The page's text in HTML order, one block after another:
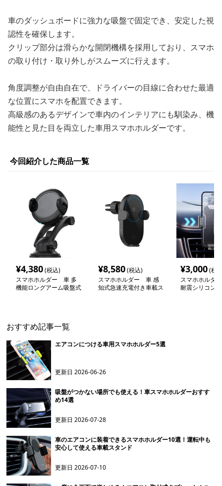
車のダッシュボードに強力な吸盤で固定でき、安定した視
認性を確保します。
クリップ部分は滑らかな開閉機構を採用しており、スマホ
の取り付け・取り外しがスムーズに行えます。
角度調整が自由自在で、ドライバーの目線に合わせた最適
な位置にスマホを配置できます。
高級感のあるデザインで車内のインテリアにも馴染み、機
能性と見た目を両立した車用スマホホルダーです。
今回紹介した商品一覧
¥4,380(税込)
スマホホルダー 車 多
機能ロングアーム吸盤式
¥8,580(税込)
スマホホルダー 車 感
知式急速充電付き車載ス
¥3,000(税
スマホホルダ
耐震シリコン
おすすめ記事一覧
エアコンにつける車用スマホホルダー5選
更新日2026-06-26
吸盤がつかない場所でも使える！車スマホホルダーおすす
め14選
更新日2026-07-28
車のエアコンに装着できるスマホホルダー10選！運転中も
安心して使える車載スタンド
更新日2026-07-10